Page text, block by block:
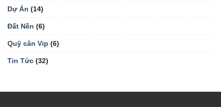
Dự Án (14)
Đất Nền (6)
Quỹ căn Vip (6)
Tin Tức (32)